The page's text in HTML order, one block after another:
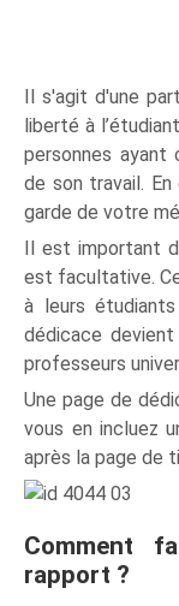
Il s'agit d'une
liberté à
personnes ayant
de son travail.
garde de votre
Il est important
est facultative.
à leurs
dédicace
professeurs
Une page de
vous en incluez
après la page de
Comment
rapport ?